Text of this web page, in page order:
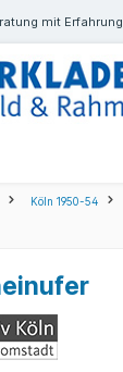
mit Erfahrung
Köln 1950-54